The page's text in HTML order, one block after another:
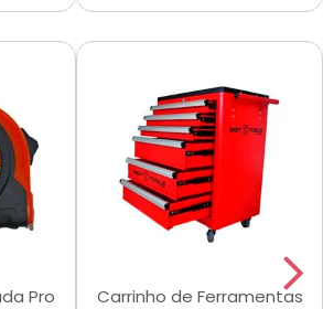
Pro
Carrinho de Ferramentas